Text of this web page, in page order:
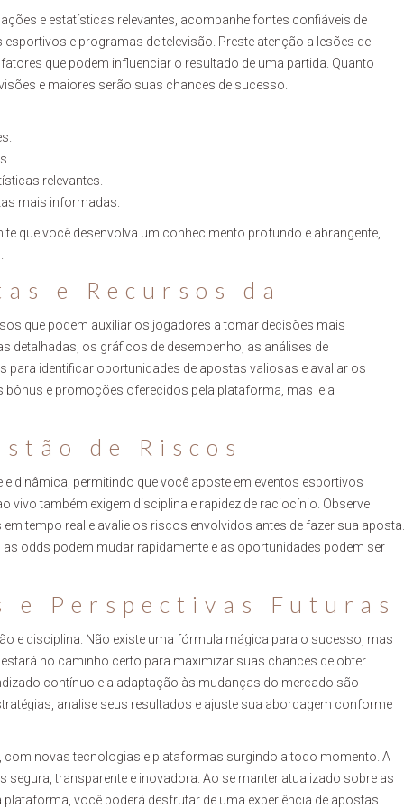
e estatísticas relevantes, acompanhe fontes confiáveis de
e programas de televisão. Preste atenção a lesões de
que podem influenciar o resultado de uma partida. Quanto
e maiores serão suas chances de sucesso.
relevantes.
mais informadas.
que você desenvolva um conhecimento profundo e abrangente,
e Recursos da
que podem auxiliar os jogadores a tomar decisões mais
detalhadas, os gráficos de desempenho, as análises de
identificar oportunidades de apostas valiosas e avaliar os
e promoções oferecidos pela plataforma, mas leia
de Riscos
dinâmica, permitindo que você aposte em eventos esportivos
vivo também exigem disciplina e rapidez de raciocínio. Observe
tempo real e avalie os riscos envolvidos antes de fazer sua aposta.
odds podem mudar rapidamente e as oportunidades podem ser
e Perspectivas Futuras
e disciplina. Não existe uma fórmula mágica para o sucesso, mas
no caminho certo para maximizar suas chances de obter
contínuo e a adaptação às mudanças do mercado são
analise seus resultados e ajuste sua abordagem conforme
novas tecnologias e plataformas surgindo a todo momento. A
transparente e inovadora. Ao se manter atualizado sobre as
você poderá desfrutar de uma experiência de apostas